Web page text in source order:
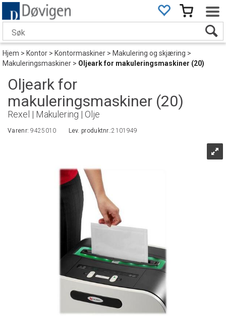
Hjem>Kontor>Kontormaskiner>Makulering og skjæring>
Makuleringsmaskiner>Oljeark for makuleringsmaskiner (20)
Oljeark for
makuleringsmaskiner (20)
Rexel | Makulering | Olje
Varenr:9425010 Lev. produktnr.:2101949